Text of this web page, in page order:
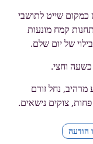
כמקום שייט לתושבי
קמח מונעות
של יום שלם.
נחל זורם
צוקים נישאים.
הודעה